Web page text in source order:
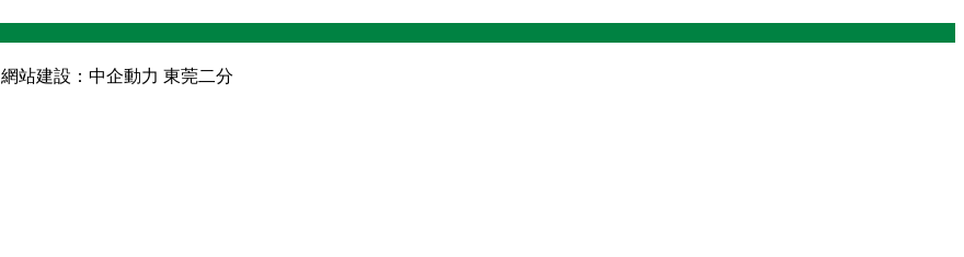
網站建設： 中企動力 東莞二分